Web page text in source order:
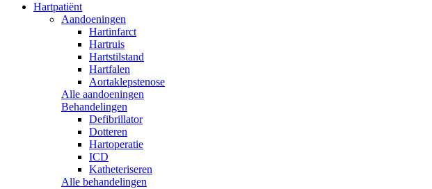
Hartpatiënt
Aandoeningen
Hartinfarct
Hartruis
Hartstilstand
Hartfalen
Aortaklepstenose
Alle aandoeningen
Behandelingen
Defibrillator
Dotteren
Hartoperatie
ICD
Katheteriseren
Alle behandelingen